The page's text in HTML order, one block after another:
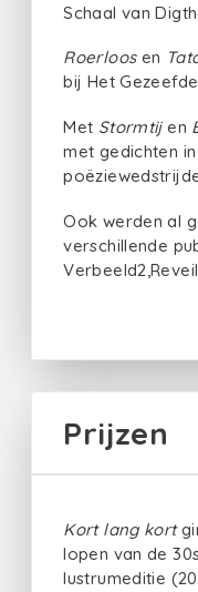
Schaal van
Roerloosen
bij Het
Met Stormtijen
met gedichten
Ook werden al
verschillende
Verbeeld2,Reveil
Prijzen
Kort lang kort
lopen van de
lustrumeditie